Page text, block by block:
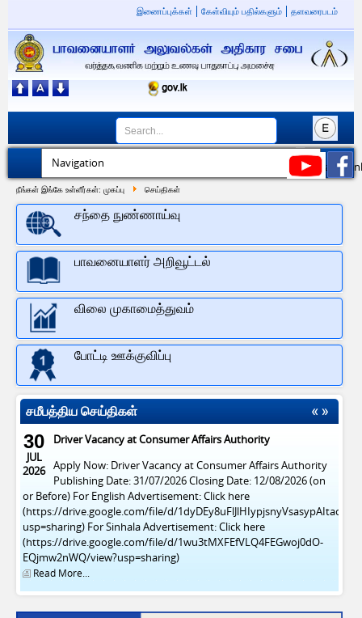
இணைப்புக்கள் கேள்வியும் பதில்களும் தளவரைபடம்
நீங்கள் இங்கே உள்ளீர்கள்: முகப்பு செய்திகள்
சந்தை நுண்ணாய்வு
பாவனையாளர் அறிவூட்டல்
விலை முகாமைத்துவம்
போட்டி ஊக்குவிப்பு
சமீபத்திய செய்திகள்
30
JUL
2026
Driver Vacancy at Consumer Affairs Authority
Apply Now: Driver Vacancy at Consumer Affairs Authority
Publishing Date: 31/07/2026 Closing Date: 12/08/2026 (on
or Before) For English Advertisement: Click here
(https://drive.google.com/file/d/1dyDEy8uFlJlHIypjsnyVsasypAItacFl/
usp=sharing) For Sinhala Advertisement: Click here
(https://drive.google.com/file/d/1wu3tMXFEfVLQ4FEGwoj0dO-
EQjmw2nWQ/view?usp=sharing)
Read More...